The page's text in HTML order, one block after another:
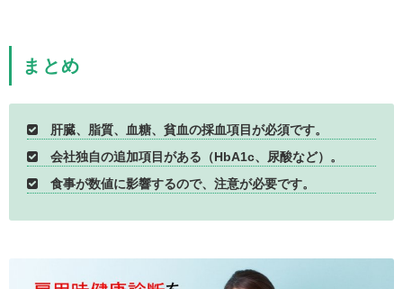
まとめ
肝臓、脂質、血糖、貧血の採血項目が必須です。
会社独自の追加項目がある（HbA1c、尿酸など）。
食事が数値に影響するので、注意が必要です。